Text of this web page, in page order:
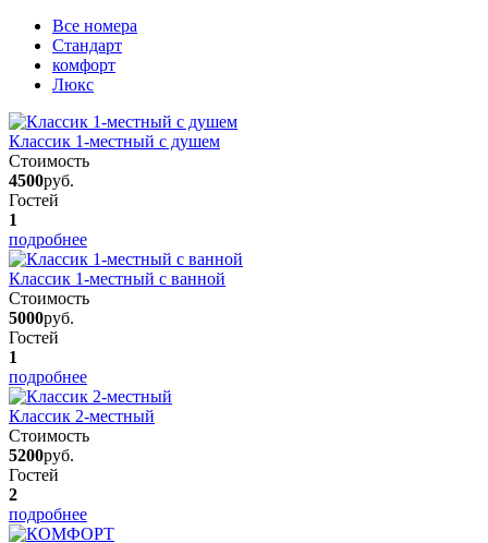
Вcе номера
Стандарт
комфорт
Люкс
Классик 1-местный с душем
Стоимость
4500руб.
Гостей
1
подробнее
Классик 1-местный с ванной
Стоимость
5000руб.
Гостей
1
подробнее
Классик 2-местный
Стоимость
5200руб.
Гостей
2
подробнее